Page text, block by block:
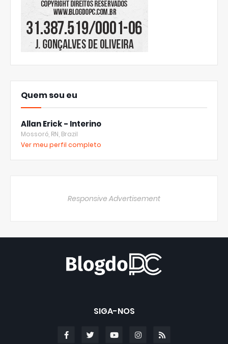
Quem sou eu
Allan Erick - Interino
Mossoró, RN, Brazil
Ver meu perfil completo
Responsive Advertisement
SIGA-NOS